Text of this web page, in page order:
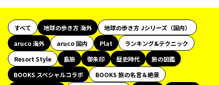
すべて 地球の歩き方 海外
地球の歩き方 Jシリーズ（国内）
aruco 海外
aruco 国内 Plat
ランキング&テクニック
Resort Style
島旅 御朱印 歴史時代
旅の図鑑
BOOKS スペシャルコラボ
BOOKS 旅の名言＆絶景